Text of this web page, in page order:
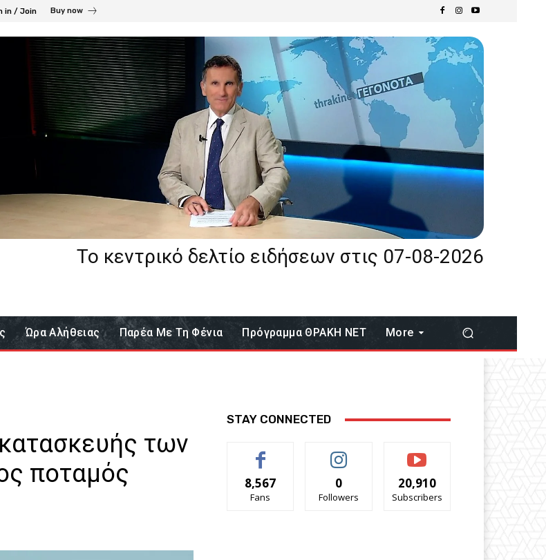
in / Join Buy now
Το κεντρικό δελτίο ειδήσεων στις 07-08-2026
Ώρα Αλήθειας Παρέα Με Τη Φένια Πρόγραμμα ΘΡΑΚΗ ΝΕΤ More
των
ποταμός
STAY CONNECTED
8,567
Fans
0
Followers
20,910
Subscribers